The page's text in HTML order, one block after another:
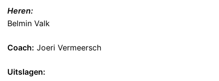
Heren:
Belmin Valk
Coach: Joeri Vermeersch
Uitslagen: